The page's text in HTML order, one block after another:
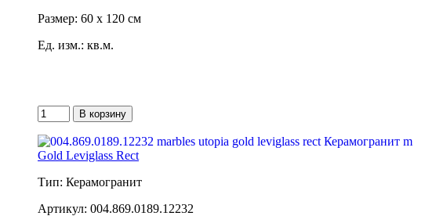
Размер: 60 x 120 см
Ед. изм.: кв.м.
Gold Leviglass Rect
Тип: Керамогранит
Артикул: 004.869.0189.12232